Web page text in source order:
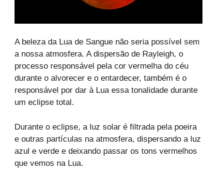
A beleza da Lua de Sangue não seria possível sem
a nossa atmosfera. A dispersão de Rayleigh, o
processo responsável pela cor vermelha do céu
durante o alvorecer e o entardecer, também é o
responsável por dar à Lua essa tonalidade durante
um eclipse total.
Durante o eclipse, a luz solar é filtrada pela poeira
e outras partículas na atmosfera, dispersando a luz
azul e verde e deixando passar os tons vermelhos
que vemos na Lua.